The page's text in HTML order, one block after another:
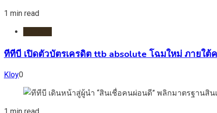
1 min read
ทีทีบี เปิดตัวบัตรเครดิต ttb absolute โฉมใหม่ ภายใต้
Kloy0